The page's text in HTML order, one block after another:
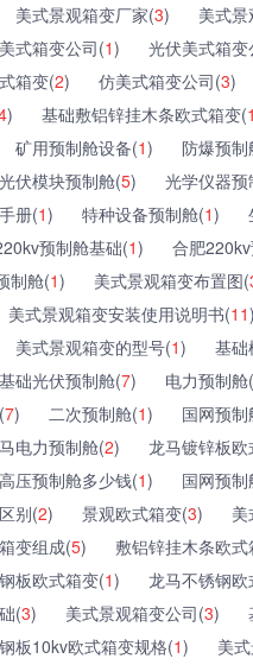
美式景观箱变厂家(3)
美式
式箱变公司(1)
光伏美式箱
箱变(2) 仿美式箱变公司(3)
) 基础敷铝锌挂木条欧式箱变(
矿用预制舱设备(1)
防爆预制
光伏模块预制舱(5)
光学仪器
册(1) 特种设备预制舱(1)
预制舱基础(1)
合肥
制舱(1) 美式景观箱变布置图(
美式景观箱变安装使用说明书(11
美式景观箱变的型号(1)
基础
基础光伏预制舱(7)
电力预制舱(
7) 二次预制舱(1)
国网预
电力预制舱(2)
龙马镀锌板
高压预制舱多少钱(1)
国网预
别(2) 景观欧式箱变(3)
变组成(5)
敷铝锌挂木条欧
板欧式箱变(1)
龙马不锈钢
(3) 美式景观箱变公司(3)
板10kv欧式箱变规格(1)
美